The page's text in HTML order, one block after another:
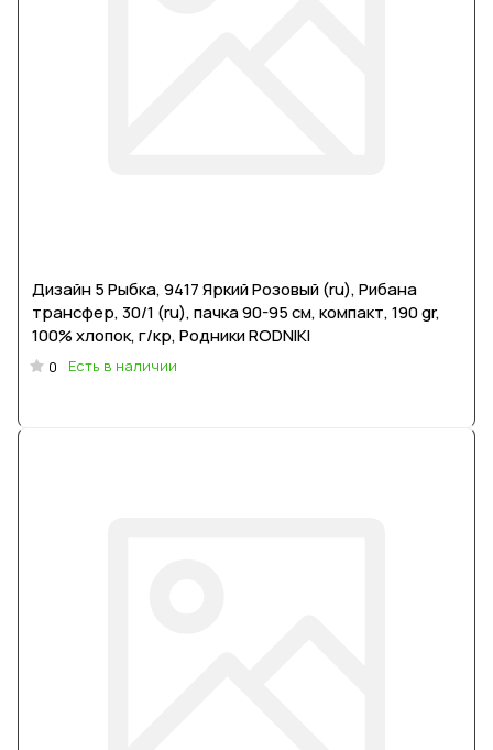
Дизайн 5 Рыбка, 9417 Яркий Розовый (ru), Рибана
трансфер, 30/1 (ru), пачка 90-95 см, компакт, 190 gr,
100% хлопок, г/кр, Родники RODNIKI
0 Есть в наличии